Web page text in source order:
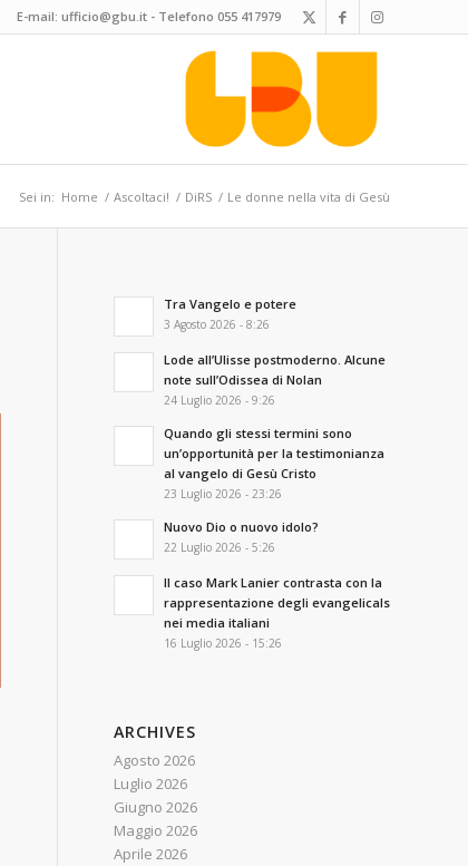
E-mail: ufficio@gbu.it - Telefono 055 417979
Sei in: Home / Ascoltaci! / DiRS / Le donne nella vita di Gesù
Tra Vangelo e potere
3 Agosto 2026 - 8:26
Lode all’Ulisse postmoderno. Alcune
note sull’Odissea di Nolan
24 Luglio 2026 - 9:26
Quando gli stessi termini sono
un’opportunità per la testimonianza
al vangelo di Gesù Cristo
23 Luglio 2026 - 23:26
Nuovo Dio o nuovo idolo?
22 Luglio 2026 - 5:26
Il caso Mark Lanier contrasta con la
rappresentazione degli evangelicals
nei media italiani
16 Luglio 2026 - 15:26
ARCHIVES
Agosto 2026
Luglio 2026
Giugno 2026
Maggio 2026
Aprile 2026